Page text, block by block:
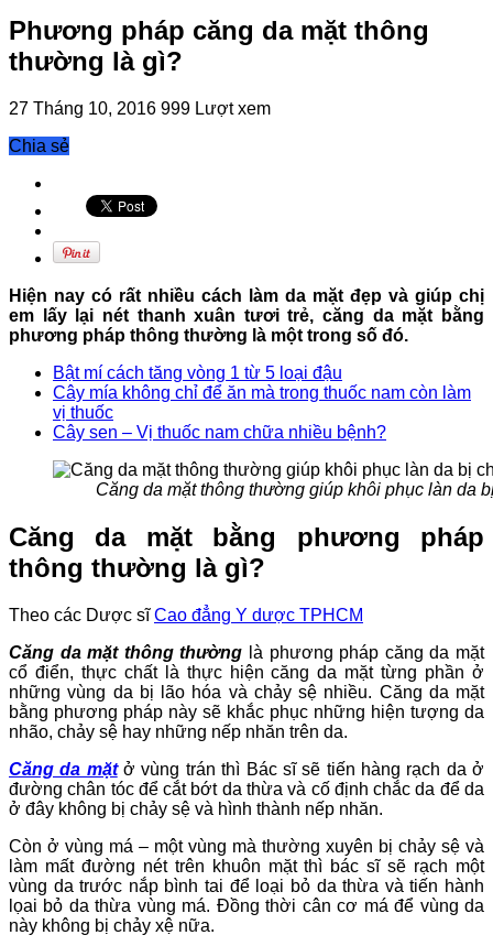
Phương pháp căng da mặt thông
thường là gì?
27 Tháng 10, 2016 999 Lượt xem
Chia sẻ
Hiện nay có rất nhiều cách làm da mặt đẹp và giúp chị
em lấy lại nét thanh xuân tươi trẻ, căng da mặt bằng
phương pháp thông thường là một trong số đó.
Bật mí cách tăng vòng 1 từ 5 loại đậu
Cây mía không chỉ để ăn mà trong thuốc nam còn làm
vị thuốc
Cây sen – Vị thuốc nam chữa nhiều bệnh?
Căng da mặt thông thường giúp khôi phục làn da
Căng da mặt bằng phương pháp
thông thường là gì?
Theo các Dược sĩCao đẳng Y dược TPHCM
Căng da mặt thông thường là phương pháp căng da mặt
cổ điển, thực chất là thực hiện căng da mặt từng phần ở
những vùng da bị lão hóa và chảy sệ nhiều. Căng da mặt
bằng phương pháp này sẽ khắc phục những hiện tượng da
nhão, chảy sệ hay những nếp nhăn trên da.
Căng da mặtở vùng trán thì Bác sĩ sẽ tiến hàng rạch da ở
đường chân tóc để cắt bớt da thừa và cố định chắc da để da
ở đây không bị chảy sệ và hình thành nếp nhăn.
Còn ở vùng má – một vùng mà thường xuyên bị chảy sệ và
làm mất đường nét trên khuôn mặt thì bác sĩ sẽ rạch một
vùng da trước nắp bình tai để loại bỏ da thừa và tiến hành
lọai bỏ da thừa vùng má. Đồng thời cân cơ má để vùng da
này không bị chảy xệ nữa.